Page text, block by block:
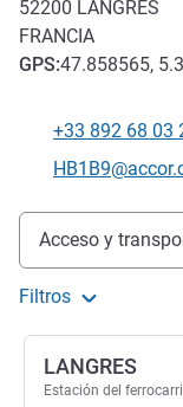
52200 LANGRES
FRANCIA
GPS:47.858565,
Teléfono
+33 892 68 03
Correo
Acceso y
Acceso y
Filtros
LANGRES
Estación del